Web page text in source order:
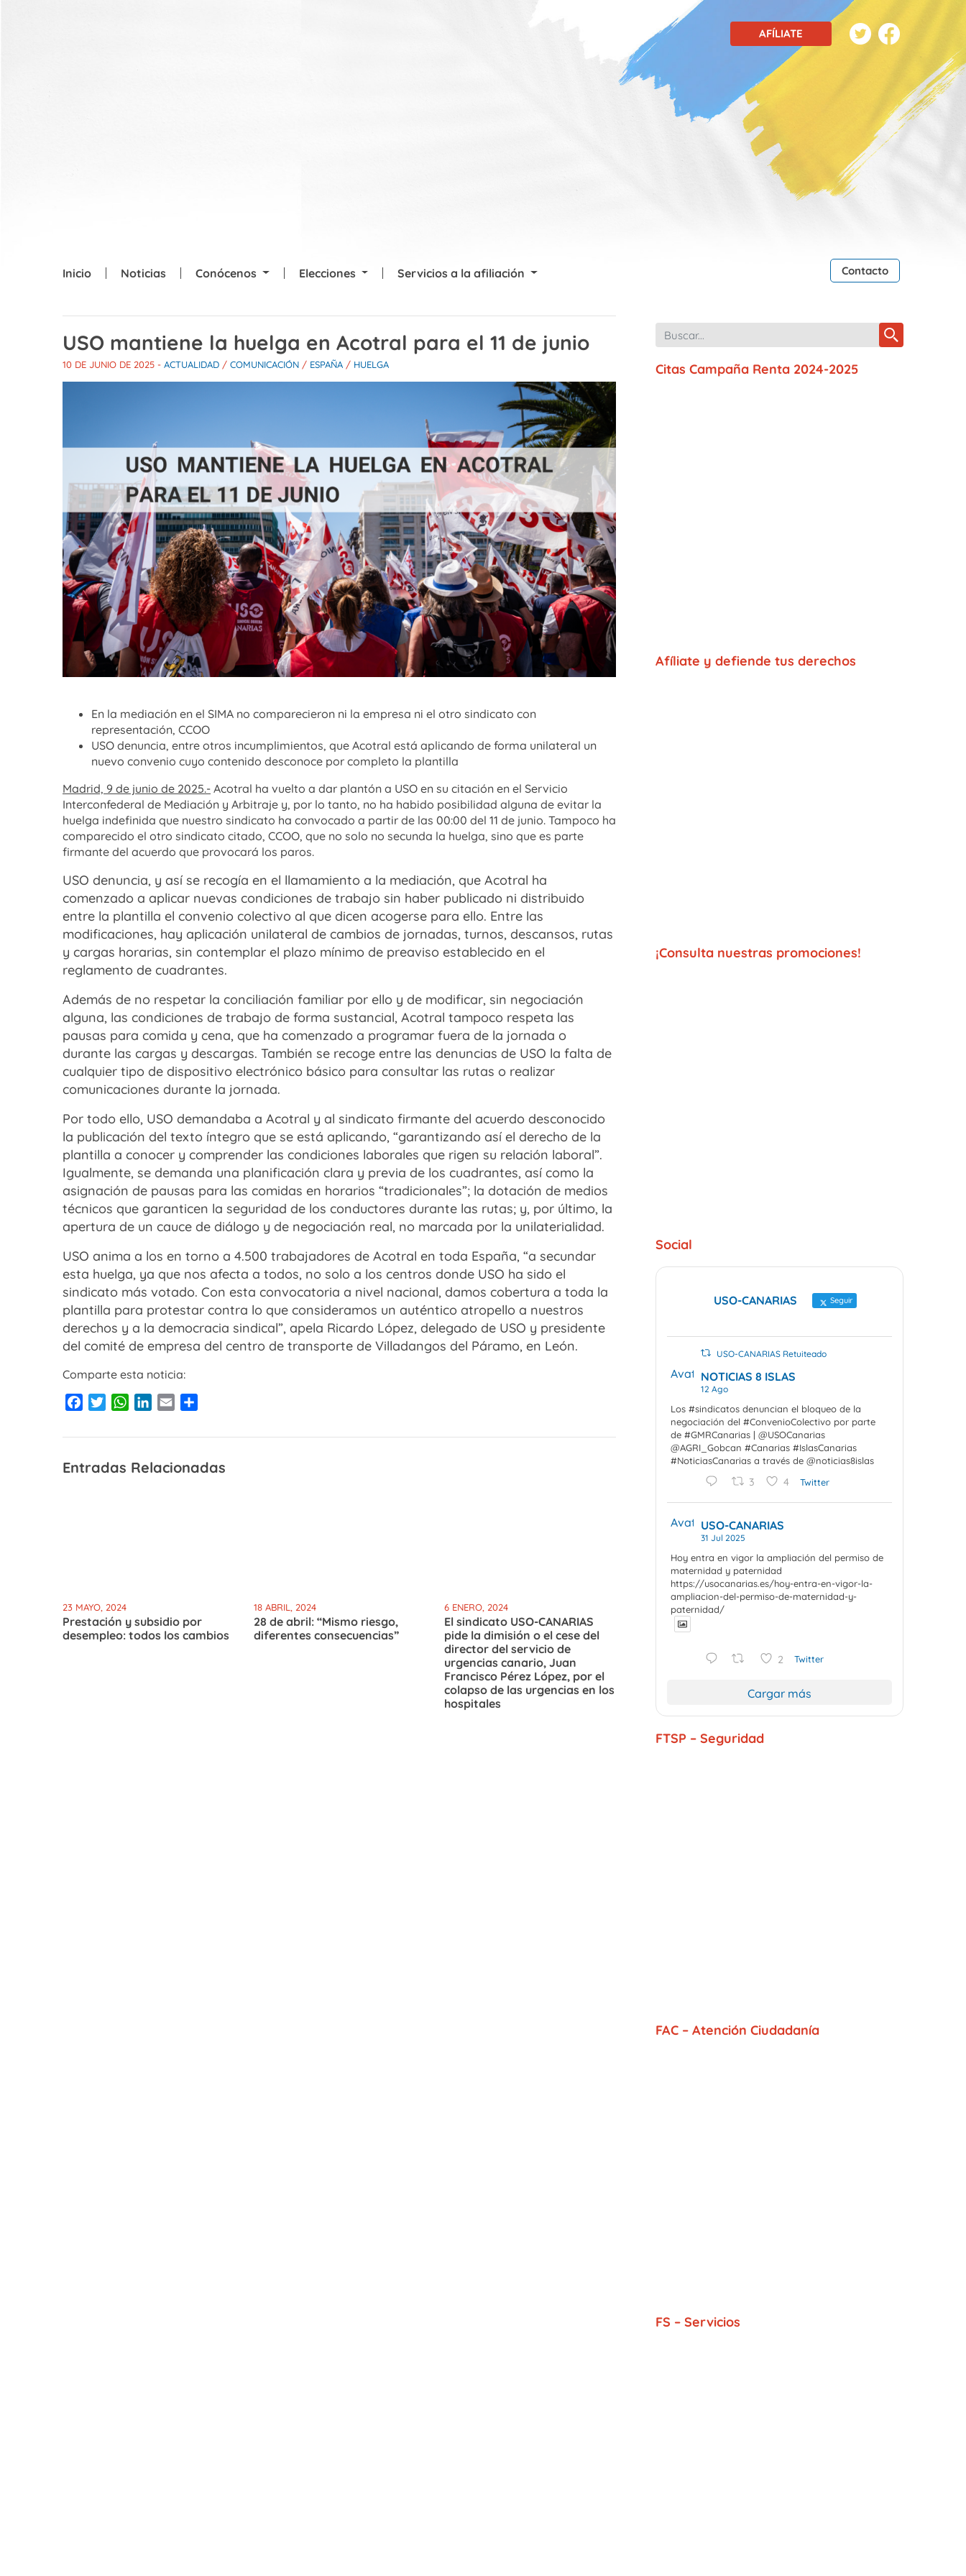
AFÍLIATE
Inicio Noticias Conócenos Elecciones Servicios a la afiliación Contacto
USO mantiene la huelga en Acotral para el 11 de junio
10 DE JUNIO DE 2025 - ACTUALIDAD / COMUNICACIÓN / ESPAÑA / HUELGA
En la mediación en el SIMA no comparecieron ni la empresa ni el otro sindicato con
representación, CCOO
USO denuncia, entre otros incumplimientos, que Acotral está aplicando de forma unilateral un
nuevo convenio cuyo contenido desconoce por completo la plantilla
Madrid, 9 de junio de 2025.- Acotral ha vuelto a dar plantón a USO en su citación en el Servicio
Interconfederal de Mediación y Arbitraje y, por lo tanto, no ha habido posibilidad alguna de evitar la
huelga indefinida que nuestro sindicato ha convocado a partir de las 00:00 del 11 de junio. Tampoco ha
comparecido el otro sindicato citado, CCOO, que no solo no secunda la huelga, sino que es parte
firmante del acuerdo que provocará los paros.
USO denuncia, y así se recogía en el llamamiento a la mediación, que Acotral ha
comenzado a aplicar nuevas condiciones de trabajo sin haber publicado ni distribuido
entre la plantilla el convenio colectivo al que dicen acogerse para ello. Entre las
modificaciones, hay aplicación unilateral de cambios de jornadas, turnos, descansos, rutas
y cargas horarias, sin contemplar el plazo mínimo de preaviso establecido en el
reglamento de cuadrantes.
Además de no respetar la conciliación familiar por ello y de modificar, sin negociación
alguna, las condiciones de trabajo de forma sustancial, Acotral tampoco respeta las
pausas para comida y cena, que ha comenzado a programar fuera de la jornada o
durante las cargas y descargas. También se recoge entre las denuncias de USO la falta de
cualquier tipo de dispositivo electrónico básico para consultar las rutas o realizar
comunicaciones durante la jornada.
Por todo ello, USO demandaba a Acotral y al sindicato firmante del acuerdo desconocido
la publicación del texto íntegro que se está aplicando, “garantizando así el derecho de la
plantilla a conocer y comprender las condiciones laborales que rigen su relación laboral”.
Igualmente, se demanda una planificación clara y previa de los cuadrantes, así como la
asignación de pausas para las comidas en horarios “tradicionales”; la dotación de medios
técnicos que garanticen la seguridad de los conductores durante las rutas; y, por último, la
apertura de un cauce de diálogo y de negociación real, no marcada por la unilaterialidad.
USO anima a los en torno a 4.500 trabajadores de Acotral en toda España, “a secundar
esta huelga, ya que nos afecta a todos, no solo a los centros donde USO ha sido el
sindicato más votado. Con esta convocatoria a nivel nacional, damos cobertura a toda la
plantilla para protestar contra lo que consideramos un auténtico atropello a nuestros
derechos y a la democracia sindical”, apela Ricardo López, delegado de USO y presidente
del comité de empresa del centro de transporte de Villadangos del Páramo, en León.
Comparte esta noticia:
Facebook
TwitterWhatsApp
LinkedIn
Email
Entradas Relacionadas
23 MAYO, 2024
Prestación y subsidio por
desempleo: todos los cambios
18 ABRIL, 2024
28 de abril: “Mismo riesgo,
diferentes consecuencias”
6 ENERO, 2024
El sindicato USO-CANARIAS
pide la dimisión o el cese del
director del servicio de
urgencias canario, Juan
Francisco Pérez López, por el
colapso de las urgencias en los
hospitales
Citas Campaña Renta 2024-2025
Afíliate y defiende tus derechos
¡Consulta nuestras promociones!
Social
USO-CANARIAS Seguir
USO-CANARIAS Retuiteado
AvatarNOTICIAS 8 ISLAS
12 Ago
Los #sindicatos denuncian el bloqueo de la
negociación del #ConvenioColectivo por parte
de #GMRCanarias | @USOCanarias
@AGRI_Gobcan #Canarias #IslasCanarias
#NoticiasCanarias a través de @noticias8islas
3 4 Twitter
AvatarUSO-CANARIAS
31 Jul 2025
Hoy entra en vigor la ampliación del permiso de
maternidad y paternidad
https://usocanarias.es/hoy-entra-en-vigor-la-
ampliacion-del-permiso-de-maternidad-y-
paternidad/
2 Twitter
Cargar más
FTSP – Seguridad
FAC – Atención Ciudadanía
FS – Servicios